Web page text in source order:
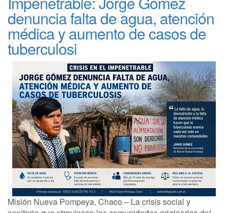
denuncia falta de agua, atención
médica y aumento de casos de
tuberculosi
Misión Nueva Pompeya, Chaco – La crisis social y